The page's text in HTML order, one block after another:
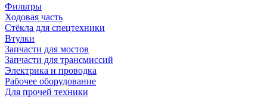
Фильтры
Ходовая часть
Стёкла для спецтехники
Втулки
Запчасти для мостов
Запчасти для трансмиссий
Электрика и проводка
Рабочее оборудование
Для прочей техники